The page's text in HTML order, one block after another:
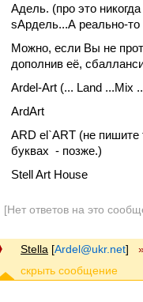
Адель. (про это
sАрдель...А реально-
Можно, если Вы не
дополнив её,
Ardel-Art (... Land ...Mix
ArdArt
ARD el`ART (не пишите
буквах - позже.)
Stell Art House
[Нет ответов на это
Stella [Ardel@ukr.net]